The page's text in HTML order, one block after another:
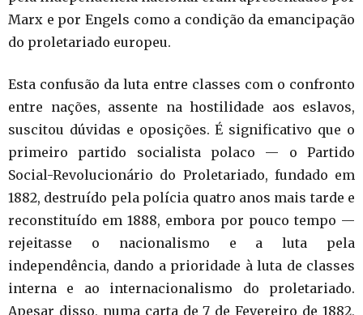
Marx e por Engels como a condição da emancipação
do proletariado europeu.
Esta confusão da luta entre classes com o confronto
entre nações, assente na hostilidade aos eslavos,
suscitou dúvidas e oposições. É significativo que o
primeiro partido socialista polaco — o Partido
Social-Revolucionário do Proletariado, fundado em
1882, destruído pela polícia quatro anos mais tarde e
reconstituído em 1888, embora por pouco tempo —
rejeitasse o nacionalismo e a luta pela
independência, dando a prioridade à luta de classes
interna e ao internacionalismo do proletariado.
Apesar disso, numa carta de 7 de Fevereiro de 1882,